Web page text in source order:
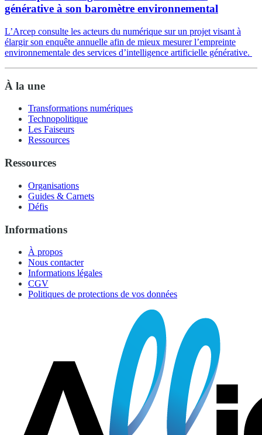
générative à son baromètre environnemental
L’Arcep consulte les acteurs du numérique sur un projet visant à
élargir son enquête annuelle afin de mieux mesurer l’empreinte
environnementale des services d’intelligence artificielle générative.
À la une
Transformations numériques
Technopolitique
Les Faiseurs
Ressources
Ressources
Organisations
Guides & Carnets
Défis
Informations
À propos
Nous contacter
Informations légales
CGV
Politiques de protections de vos données